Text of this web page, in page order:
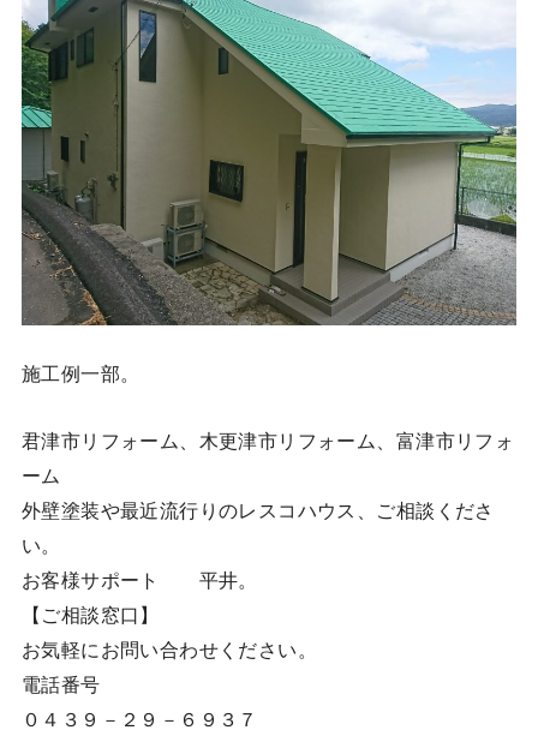
施工例一部。
君津市リフォーム、木更津市リフォーム、富津市リフォ
ーム
外壁塗装や最近流行りのレスコハウス、ご相談くださ
い。
お客様サポート 平井。
【ご相談窓口】
お気軽にお問い合わせください。
電話番号
０４３９－２９－６９３７